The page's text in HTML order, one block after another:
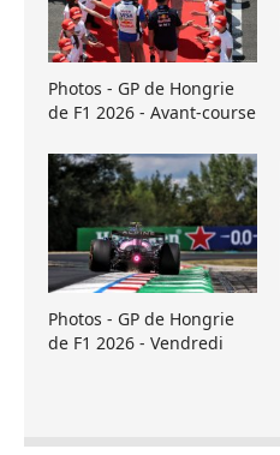
Photos - GP de Hongrie
de F1 2026 - Avant-course
Photos - GP de Hongrie
de F1 2026 - Vendredi